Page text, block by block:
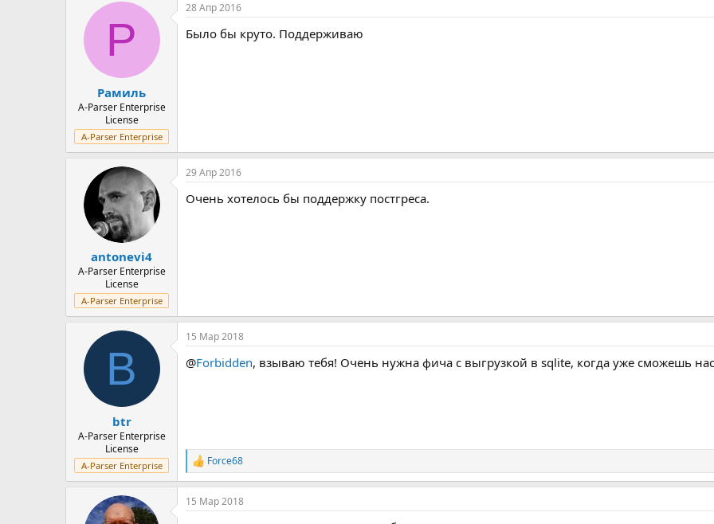
Р
Рамиль
A-Parser Enterprise
License
A-Parser Enterprise
28 Апр 2016
Было бы круто. Поддерживаю
antonevi4
A-Parser Enterprise
License
A-Parser Enterprise
29 Апр 2016
Очень хотелось бы поддержку постгреса.
B
btr
A-Parser Enterprise
License
A-Parser Enterprise
15 Мар 2018
@Forbidden, взываю тебя! Очень нужна фича с выгрузкой в sqlite, когда уже сможешь
Р
е
а
к
Force68
15 Мар 2018